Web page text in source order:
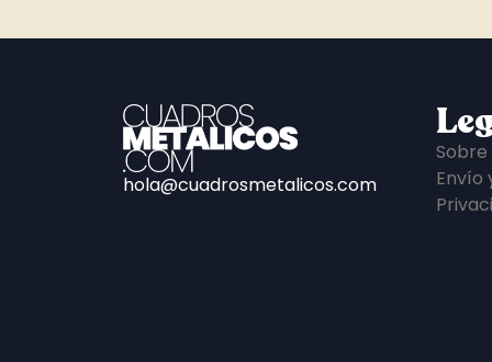
hola@cuadrosmetalicos.com
Envío